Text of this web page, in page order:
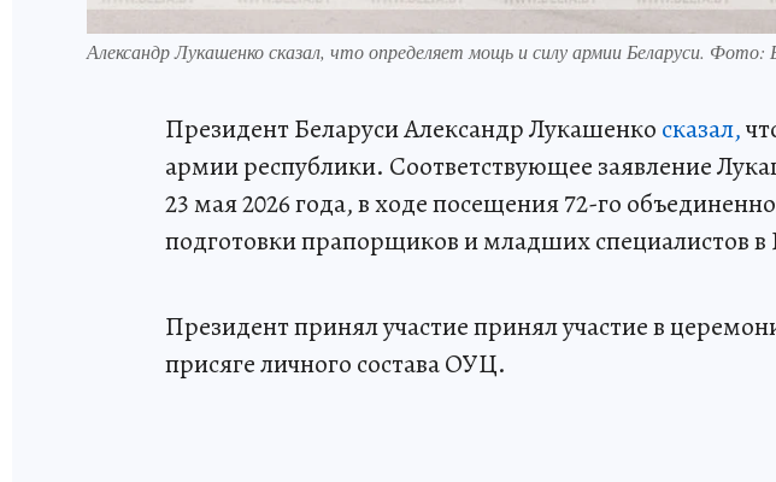
Александр Лукашенко сказал, что определяет мощь и силу армии Беларуси. Фото:
Президент Беларуси Александр Лукашенко сказал,
армии республики. Соответствующее заявление
23 мая 2026 года, в ходе посещения 72-го
подготовки прапорщиков и младших специалистов
Президент принял участие принял участие в
присяге личного состава ОУЦ.